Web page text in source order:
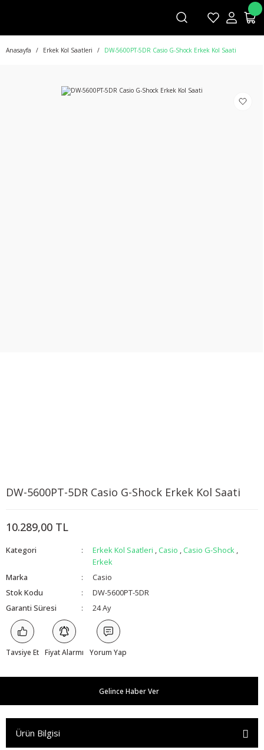
Anasayfa Erkek Kol Saatleri DW-5600PT-5DR Casio G-Shock Erkek Kol Saati
DW-5600PT-5DR Casio G-Shock Erkek Kol Saati
10.289,00 TL
Kategori Erkek Kol Saatleri , Casio , Casio G-Shock ,
Erkek
Marka
Casio
Stok Kodu
DW-5600PT-5DR
Garanti Süresi
24 Ay
Tavsiye Et Fiyat Alarmı Yorum Yap
Gelince Haber Ver
Ürün Bilgisi